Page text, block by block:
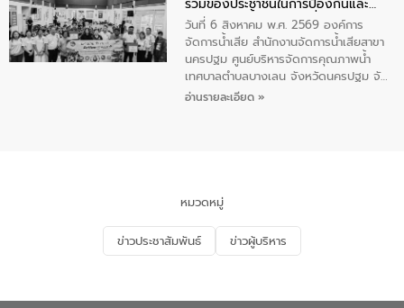
เทศบาลตำบลราไวย์ ศูนย์บริหารจัดการ
คุณภาพน้ำเทศบาลตำบลราไวย์ นำโดยนาย
น้อย แก้วเศษ ผู้จัดการสำนักงานจัดการน้ำ
เสียสาขาภูเก็ต พร้อมด้วยเจ้าหน้าที่ จำนวน
5 คน ร่วมทำกิจกรรม ทำความสะอาด
ชายหาดและแหล่งท่องเที่ยว ณ บริเวณ
ร่วมของประชาชนในการป้องกันและ
แก้ไขปัญหาน้ำเสียอย่างยั่งยืน
วันที่ 6 สิงหาคม พ.ศ. 2569 องค์การ
จัดการน้ำเสีย สำนักงานจัดการน้ำเสียสาขา
นครปฐม ศูนย์บริหารจัดการคุณภาพน้ำ
เทศบาลตำบลบางเลน จังหวัดนครปฐม จัด
กิจกรรมภายใต้โครงการส่งเสริมความรู้และ
จัดการน้ำเสียและสร้างจิตสำนึกในการ
อนุรักษ์สิ่งแวดล้อม ในหัวข้อ “น้ำเสียชุมชน
และการบำบัดน้ำเสียเบื้องต้น” โดยให้ความรู้
เกี่ยวกับสาเหตุและผลกระทบของน้ำเสีย
ณ เทศบาลตำบลบางเลน จังหวัดนครปฐม
อ่านรายละเอียด »
หมวดหมู่
ข่าวประชาสัมพันธ์ ข่าวผู้บริหาร